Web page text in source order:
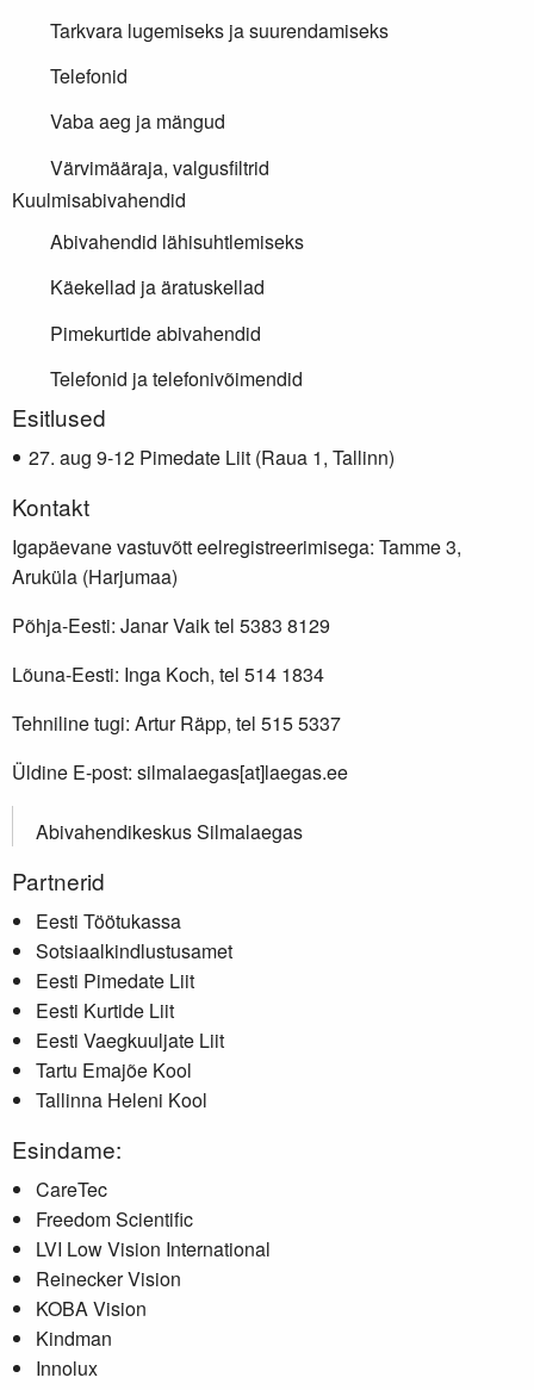
Tarkvara lugemiseks ja suurendamiseks
Telefonid
Vaba aeg ja mängud
Värvimääraja, valgusfiltrid
Kuulmisabivahendid
Abivahendid lähisuhtlemiseks
Käekellad ja äratuskellad
Pimekurtide abivahendid
Telefonid ja telefonivõimendid
Lisainfo
Esitlused
aug 9-12 Pimedate Liit (Raua 1, Tallinn)
Kontakt
Igapäevane vastuvõtt eelregistreerimisega: Tamme 3,
Aruküla (Harjumaa)
Põhja-Eesti: Janar Vaik tel 5383 8129
Lõuna-Eesti: Inga Koch, tel 514 1834
Tehniline tugi: Artur Räpp, tel 515 5337
Üldine E-post: silmalaegas[at]laegas.ee
Abivahendikeskus Silmalaegas
Partnerid
Eesti Töötukassa
Sotsiaalkindlustusamet
Eesti Pimedate Liit
Eesti Kurtide Liit
Eesti Vaegkuuljate Liit
Tartu Emajõe Kool
Tallinna Heleni Kool
Esindame:
CareTec
Freedom Scientific
LVI Low Vision International
Reinecker Vision
KOBA Vision
Kindman
Innolux